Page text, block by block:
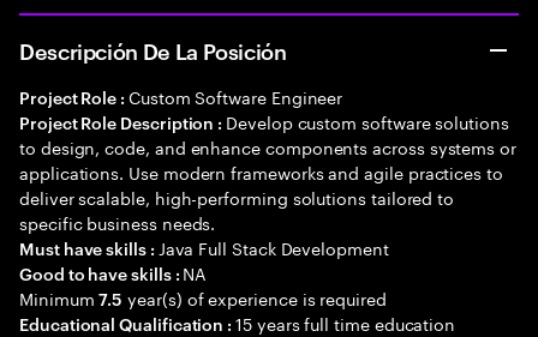
Descripción De La Posición
Project Role : Custom Software Engineer
Project Role Description : Develop custom software solutions
to design, code, and enhance components across systems or
applications. Use modern frameworks and agile practices to
deliver scalable, high-performing solutions tailored to
specific business needs.
Must have skills : Java Full Stack Development
Good to have skills : NA
Minimum7.5 year(s) of experience is required
Educational Qualification :15 years full time education